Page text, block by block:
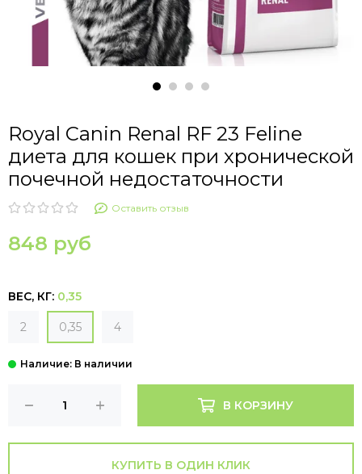
Royal Canin Renal RF 23 Feline
диета для кошек при хронической
почечной недостаточности
Оставить отзыв
848 руб
ВЕС, КГ: 0,35
2 0,35 4
В КОРЗИНУ
КУПИТЬ В ОДИН КЛИК